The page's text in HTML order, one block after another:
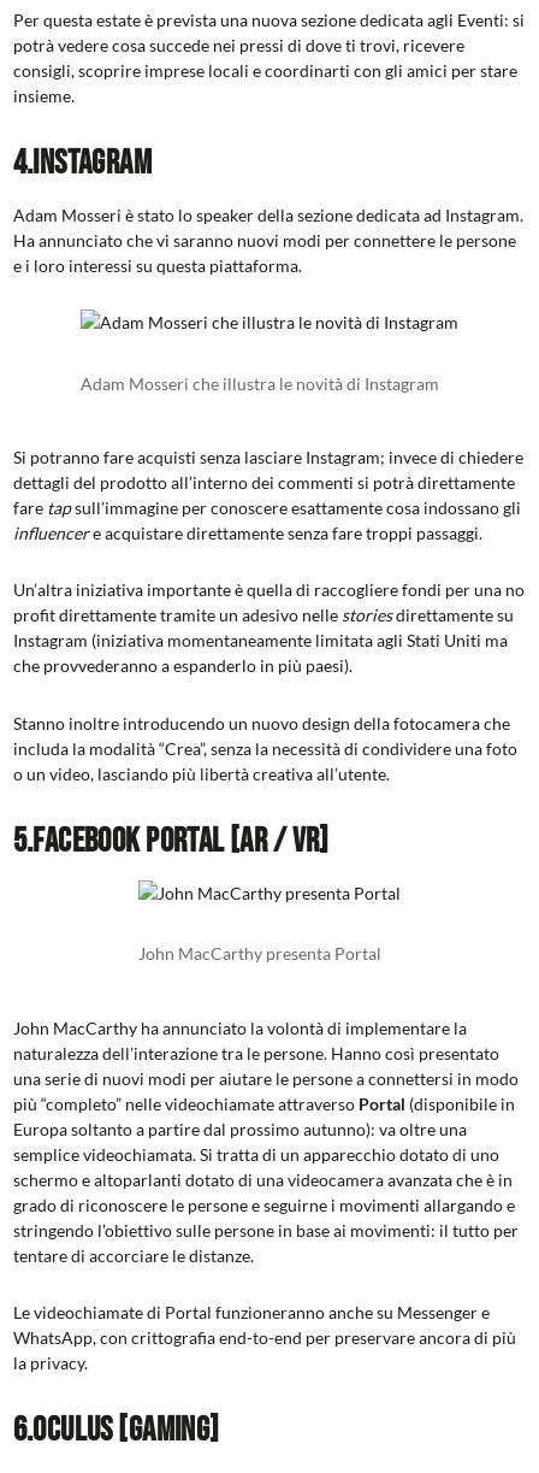
Per questa estate è prevista una nuova sezione dedicata agli Eventi: si
potrà vedere cosa succede nei pressi di dove ti trovi, ricevere
consigli, scoprire imprese locali e coordinarti con gli amici per stare
insieme.
4.Instagram
Adam Mosseri è stato lo speaker della sezione dedicata ad Instagram.
Ha annunciato che vi saranno nuovi modi per connettere le persone
e i loro interessi su questa piattaforma.
Adam Mosseri che illustra le novità di Instagram
Si potranno fare acquisti senza lasciare Instagram; invece di chiedere
dettagli del prodotto all’interno dei commenti si potrà direttamente
fare tapsull’immagine per conoscere esattamente cosa indossano gli
influencere acquistare direttamente senza fare troppi passaggi.
Un’altra iniziativa importante è quella di raccogliere fondi per una no
profit direttamente tramite un adesivo nelle storiesdirettamente su
Instagram (iniziativa momentaneamente limitata agli Stati Uniti ma
che provvederanno a espanderlo in più paesi).
Stanno inoltre introducendo un nuovo design della fotocamera che
includa la modalità “Crea”, senza la necessità di condividere una foto
o un video, lasciando più libertà creativa all’utente.
5.Facebook Portal [AR / VR]
John MacCarthy presenta Portal
John MacCarthy ha annunciato la volontà di implementare la
naturalezza dell’interazione tra le persone. Hanno così presentato
una serie di nuovi modi per aiutare le persone a connettersi in modo
più “completo” nelle videochiamate attraverso Portal (disponibile in
Europa soltanto a partire dal prossimo autunno): va oltre una
semplice videochiamata. Si tratta di un apparecchio dotato di uno
schermo e altoparlanti dotato di una videocamera avanzata che è in
grado di riconoscere le persone e seguirne i movimenti allargando e
stringendo l’obiettivo sulle persone in base ai movimenti: il tutto per
tentare di accorciare le distanze.
Le videochiamate di Portal funzioneranno anche su Messenger e
WhatsApp, con crittografia end-to-end per preservare ancora di più
la privacy.
6.Oculus [gaming]